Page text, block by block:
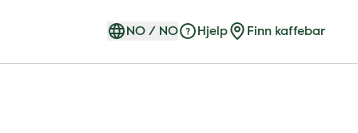
NO / NO Hjelp Finn kaffebar